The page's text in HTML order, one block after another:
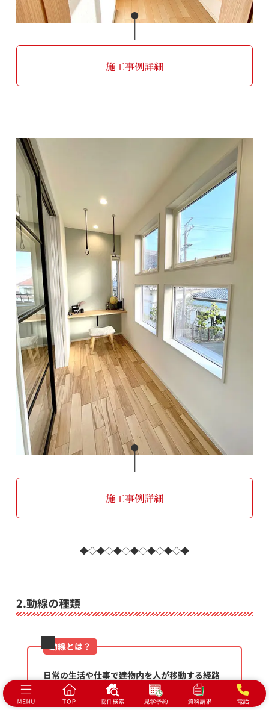
施工事例詳細
施工事例詳細
◆◇◆◇◆◇◆◇◆◇◆◇◆
2.動線の種類
動線とは？
日常の生活や仕事で建物内を人が移動する経路
を線で表したものをいいます